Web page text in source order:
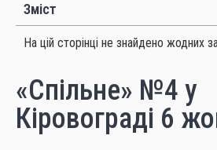
Зміст
На цій сторінці не знайдено жодних
«Спільне» №4 у
Кіровограді 6